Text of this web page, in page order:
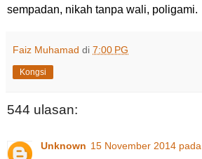
sempadan, nikah tanpa wali, poligami.
Faiz Muhamad di 7:00 PG
Kongsi
544 ulasan:
Unknown 15 November 2014